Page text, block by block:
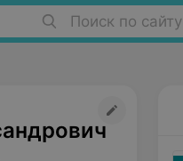
Поиск по сайту